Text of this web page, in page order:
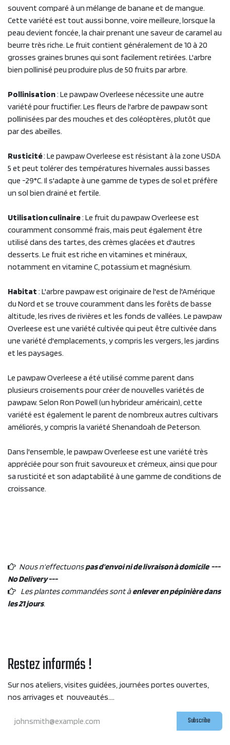
souvent comparé à un mélange de banane et de mangue.
Cette variété est tout aussi bonne, voire meilleure, lorsque la
peau devient foncée, la chair prenant une saveur de caramel au
beurre très riche. Le fruit contient généralement de 10 à 20
grosses graines brunes qui sont facilement retirées. L'arbre
bien pollinisé peu produire plus de 50 fruits par arbre.
Pollinisation: Le pawpaw Overleese nécessite une autre
variété pour fructifier. Les fleurs de l'arbre de pawpaw sont
pollinisées par des mouches et des coléoptères, plutôt que
par des abeilles.
Rusticité: Le pawpaw Overleese est résistant à la zone USDA
5 et peut tolérer des températures hivernales aussi basses
que -29°C. Il s'adapte à une gamme de types de sol et préfère
un sol bien drainé et fertile.
Utilisation culinaire: Le fruit du pawpaw Overleese est
couramment consommé frais, mais peut également être
utilisé dans des tartes, des crèmes glacées et d'autres
desserts. Le fruit est riche en vitamines et minéraux,
notamment en vitamine C, potassium et magnésium.
Habitat : L'arbre pawpaw est originaire de l'est de l'Amérique
du Nord et se trouve couramment dans les forêts de basse
altitude, les rives de rivières et les fonds de vallées. Le pawpaw
Overleese est une variété cultivée qui peut être cultivée dans
une variété d'emplacements, y compris les vergers, les jardins
et les paysages.
Le pawpaw Overleese a été utilisé comme parent dans
plusieurs croisements pour créer de nouvelles variétés de
pawpaw. Selon Ron Powell (un hybrideur américain), cette
variété est également le parent de nombreux autres cultivars
améliorés, y compris la variété Shenandoah de Peterson.
Dans l'ensemble, le pawpaw Overleese est une variété très
appréciée pour son fruit savoureux et crémeux, ainsi que pour
sa rusticité et son adaptabilité à une gamme de conditions de
croissance.
Nous n'effectuonspas d'envoi ni de livraison à domicile ---
No Delivery ---
Les plantes commandées sont àenlever en pépinière dans
les 21 jours.
Restez informés !
Sur nos ateliers, visites guidées, journées portes ouvertes,
nos arrivages et nouveautés....
Subscribe